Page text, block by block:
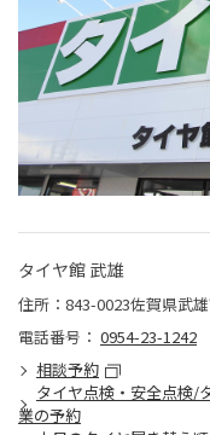
タイヤ館 武雄
住所：843-0023佐賀県武
電話番号： 0954-23-1242
相談予約
タイヤ点検・安全点検/
業の予約